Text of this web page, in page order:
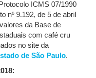
ICMS 07/1990
nº 9.192, de 5 de abril
da Base de
com café cru
no site da
de São Paulo.